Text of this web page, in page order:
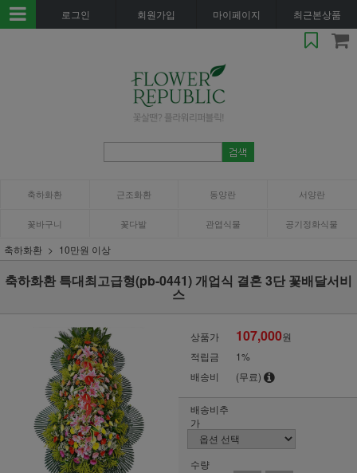
로그인 회원가입 마이페이지 최근본상품
축하화환 근조화환 동양란 서양란
꽃바구니 꽃다발 관엽식물 공기정화식물
축하화환 10만원 이상
축하화환 특대최고급형(pb-0441) 개업식 결혼 3단 꽃배달서비
스
상품가 107,000원
적립금
1%
배송비
(무료)
배송비추
가
수량